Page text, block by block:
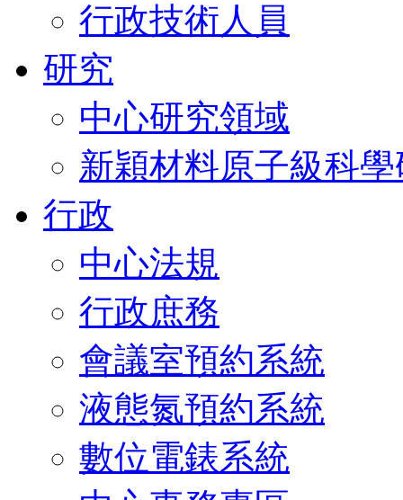
行政技術人員
研究
中心研究領域
新穎材料原子級科
行政
中心法規
行政庶務
會議室預約系統
液態氮預約系統
數位電錶系統